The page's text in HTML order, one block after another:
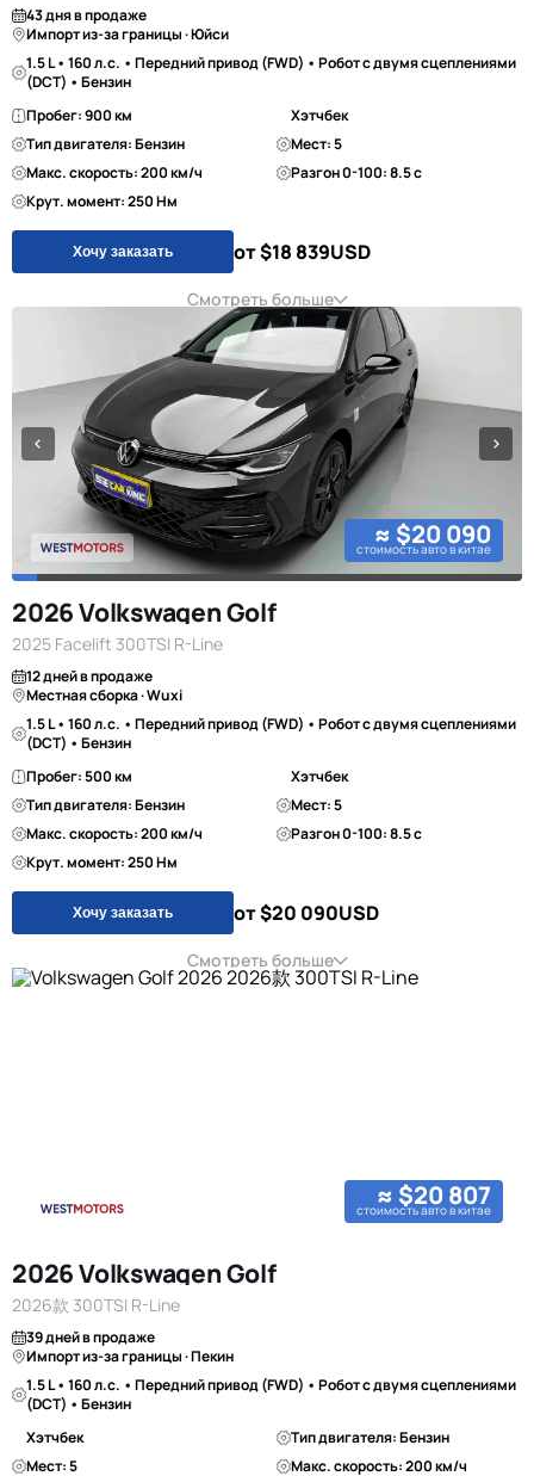
43 дня в продаже
Импорт из-за границы · Юйси
1.5 L • 160 л.с. • Передний привод (FWD) • Робот с двумя сцеплениями
(DCT) • Бензин
Пробег: 900 км
Хэтчбек
Тип двигателя: Бензин
Мест: 5
Макс. скорость: 200 км/ч
Разгон 0-100: 8.5 с
Крут. момент: 250 Нм
Хочу заказать от $18 839USD
Смотреть больше
≈ $20 090
стоимость авто в китае
2026 Volkswagen Golf
2025 Facelift 300TSI R-Line
12 дней в продаже
Местная сборка · Wuxi
1.5 L • 160 л.с. • Передний привод (FWD) • Робот с двумя сцеплениями
(DCT) • Бензин
Пробег: 500 км
Хэтчбек
Тип двигателя: Бензин
Мест: 5
Макс. скорость: 200 км/ч
Разгон 0-100: 8.5 с
Крут. момент: 250 Нм
Хочу заказать от $20 090USD
Смотреть больше
≈ $20 807
стоимость авто в китае
2026 Volkswagen Golf
2026款 300TSI R-Line
39 дней в продаже
Импорт из-за границы · Пекин
1.5 L • 160 л.с. • Передний привод (FWD) • Робот с двумя сцеплениями
(DCT) • Бензин
Хэтчбек
Тип двигателя: Бензин
Мест: 5
Макс. скорость: 200 км/ч